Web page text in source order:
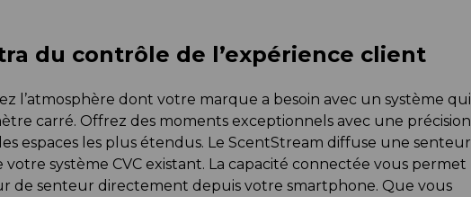
du contrôle de l’expérience client
l’atmosphère dont votre marque a besoin avec un système qui
carré. Offrez des moments exceptionnels avec une précision
espaces les plus étendus. Le ScentStream diffuse une senteur
système CVC existant. La capacité connectée vous permet
de senteur directement depuis votre smartphone. Que vous